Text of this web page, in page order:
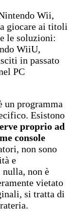
Wii,
giocare ai titoli
le soluzioni:
WiiU,
in passato
PC
un programma
Esistono
proprio ad
console
non sono
e
non è
vietato
si tratta di